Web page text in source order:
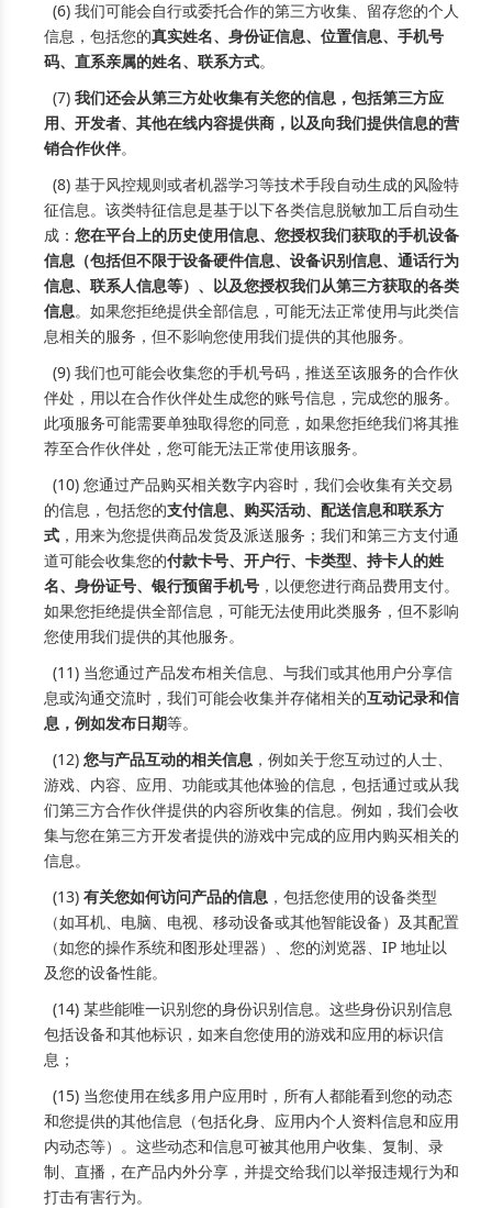
(6) 我们可能会自行或委托合作的第三方收集、留存您的个人
信息，包括您的真实姓名、身份证信息、位置信息、手机号
码、直系亲属的姓名、联系方式。
(7) 我们还会从第三方处收集有关您的信息，包括第三方应
用、开发者、其他在线内容提供商，以及向我们提供信息的营
销合作伙伴。
(8) 基于风控规则或者机器学习等技术手段自动生成的风险特
征信息。该类特征信息是基于以下各类信息脱敏加工后自动生
成： 您在平台上的历史使用信息、您授权我们获取的手机设备
信息（包括但不限于设备硬件信息、设备识别信息、通话行为
信息、联系人信息等）、以及您授权我们从第三方获取的各类
信息。如果您拒绝提供全部信息，可能无法正常使用与此类信
息相关的服务，但不影响您使用我们提供的其他服务。
(9) 我们也可能会收集您的手机号码，推送至该服务的合作伙
伴处，用以在合作伙伴处生成您的账号信息，完成您的服务。
此项服务可能需要单独取得您的同意，如果您拒绝我们将其推
荐至合作伙伴处，您可能无法正常使用该服务。
(10) 您通过产品购买相关数字内容时，我们会收集有关交易
的信息，包括您的支付信息、购买活动、配送信息和联系方
式 ，用来为您提供商品发货及派送服务；我们和第三方支付通
道可能会收集您的付款卡号、开户行、卡类型、持卡人的姓
名、身份证号、银行预留手机号 ，以便您进行商品费用支付。
如果您拒绝提供全部信息，可能无法使用此类服务，但不影响
您使用我们提供的其他服务。
(11) 当您通过产品发布相关信息、与我们或其他用户分享信
息或沟通交流时，我们可能会收集并存储相关的互动记录和信
息，例如发布日期等。
(12) 您与产品互动的相关信息 ，例如关于您互动过的人士、
游戏、内容、应用、功能或其他体验的信息，包括通过或从我
们第三方合作伙伴提供的内容所收集的信息。例如，我们会收
集与您在第三方开发者提供的游戏中完成的应用内购买相关的
信息。
(13) 有关您如何访问产品的信息 ，包括您使用的设备类型
（如耳机、电脑、电视、移动设备或其他智能设备）及其配置
（如您的操作系统和图形处理器）、您的浏览器、IP 地址以
及您的设备性能。
(14) 某些能唯一识别您的身份识别信息。这些身份识别信息
包括设备和其他标识，如来自您使用的游戏和应用的标识信
息；
(15) 当您使用在线多用户应用时，所有人都能看到您的动态
和您提供的其他信息（包括化身、应用内个人资料信息和应用
内动态等）。这些动态和信息可被其他用户收集、复制、录
制、直播，在产品内外分享，并提交给我们以举报违规行为和
打击有害行为。